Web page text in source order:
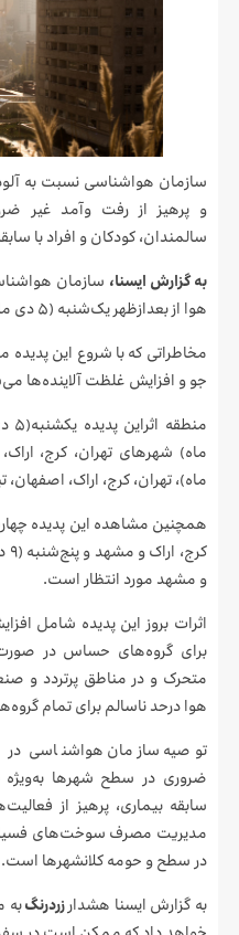
سازمان هواشناسی نسبت به
و پرهیز از رفت وآمد غیر
سالمندان، کودکان و افراد با
به گزارش ایسنا، سازمان
هوا از بعدازظهر یک‌شنبه (۵ دی ماه) تا پنج‌شنبه(۹ دی ماه) خبر داد.
مخاطراتی که با شروع این
جو و افزایش غلظت آلاینده‌ها
ماه)، تهران، کرج، اراک،
و مشهد مورد انتظار است.
اثرات بروز این پدیده شامل
برای گروه‌های حساس در صورت
متحرک و در مناطق پرتردد و
هوا درحد ناسالم برای تمام
توصیه سازمان هواشناسی در
ضروری در سطح شهرها به‌ویژه
سابقه بیماری، پرهیز از
مدیریت مصرف سوخت‌های
در سطح و حومه کلانشهرها است.
به گزارش ایسنا هشدارزردرنگبه